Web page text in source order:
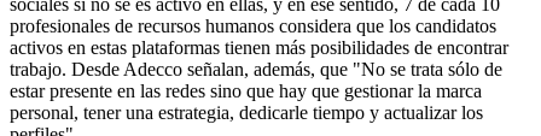
sociales si no se es activo en ellas, y en ese sentido, 7 de cada 10
profesionales de recursos humanos considera que los candidatos
activos en estas plataformas tienen más posibilidades de encontrar
trabajo. Desde Adecco señalan, además, que "No se trata sólo de
estar presente en las redes sino que hay que gestionar la marca
personal, tener una estrategia, dedicarle tiempo y actualizar los